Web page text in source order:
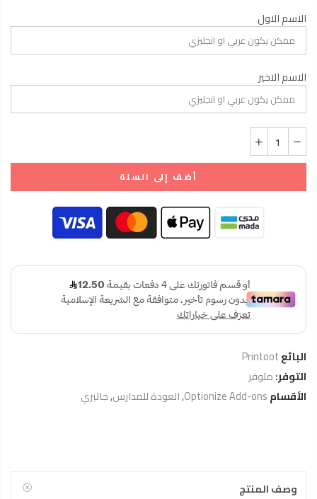
الاسم الاول
الاسم الاخير
أضف إلى السلة
البائعPrintoot
التوفر:متوفر
الأقسامOptionize Add-ons
,العودة للمدارس,جاليري
وصف المنتج